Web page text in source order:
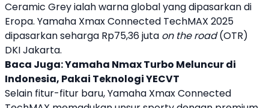
Ceramic Grey ialah warna global yang dipasarkan di
Eropa. Yamaha Xmax Connected TechMAX 2025
dipasarkan seharga Rp75,36 juta on the road(OTR)
DKI Jakarta.
Baca Juga:Yamaha Nmax Turbo Meluncur di
Indonesia, Pakai Teknologi YECVT
Selain fitur-fitur baru,Yamaha Xmax Connected